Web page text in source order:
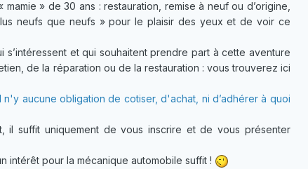
» de 30 ans : restauration, remise à neuf ou d’origine,
neufs que neufs » pour le plaisir des yeux et de voir ce
et qui souhaitent prendre part à cette aventure
de la réparation ou de la restauration : vous trouverez ici
n'y aucune obligation de cotiser, d'achat, ni d’adhérer à quoi
suffit uniquement de vous inscrire et de vous présenter
intérêt pour la mécanique automobile suffit !